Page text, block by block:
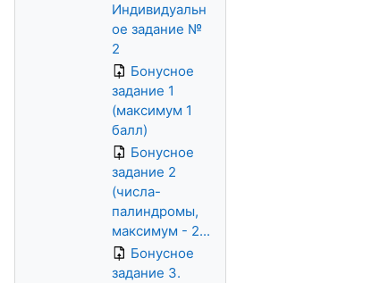
Индивидуальн
ое задание №
2
Бонусное
задание 1
(максимум 1
балл)
Бонусное
задание 2
(числа-
палиндромы,
максимум - 2...
Бонусное
задание 3.